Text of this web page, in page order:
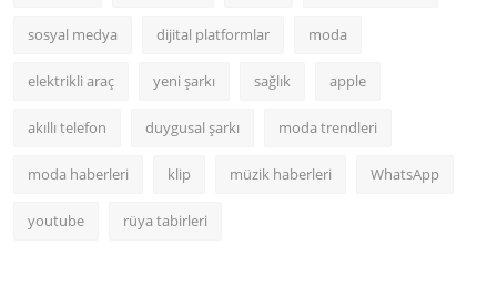
sosyal medya dijital platformlar moda
elektrikli araç yeni şarkı sağlık apple
akıllı telefon duygusal şarkı moda trendleri
moda haberleri klip müzik haberleri WhatsApp
youtube rüya tabirleri